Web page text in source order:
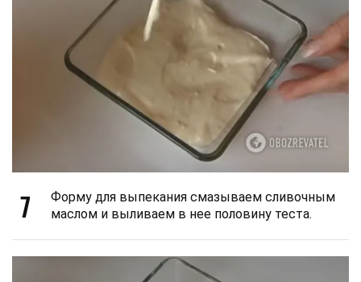
7
Форму для выпекания смазываем сливочным
маслом и выливаем в нее половину теста.